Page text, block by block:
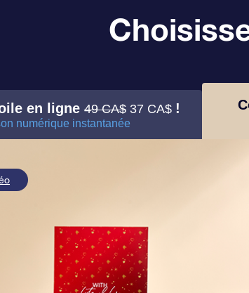
en ligne49 CA$ 37 CA$ !
numérique instantanée